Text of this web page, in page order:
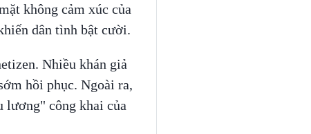
không cảm xúc của
dân tình bật cười.
Nhiều khán giả
hồi phục. Ngoài ra,
lương" công khai của